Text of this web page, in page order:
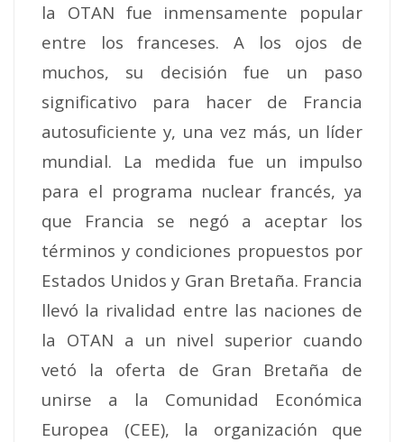
la OTAN fue inmensamente popular
entre los franceses. A los ojos de
muchos, su decisión fue un paso
significativo para hacer de Francia
autosuficiente y, una vez más, un líder
mundial. La medida fue un impulso
para el programa nuclear francés, ya
que Francia se negó a aceptar los
términos y condiciones propuestos por
Estados Unidos y Gran Bretaña. Francia
llevó la rivalidad entre las naciones de
la OTAN a un nivel superior cuando
vetó la oferta de Gran Bretaña de
unirse a la Comunidad Económica
Europea (CEE), la organización que